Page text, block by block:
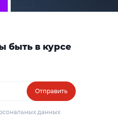
быть в курсе
Отправить
данных